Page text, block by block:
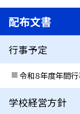
配布文書
行事予定
令和８年度年間
学校経営方針